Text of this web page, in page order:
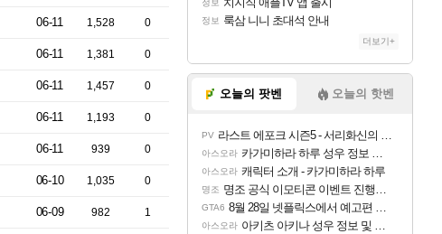
06-11 1,528 0
06-11 1,381 0
06-11 1,457 0
06-11 1,193 0
06-11 939 0
06-10 1,035 0
06-09 982 1
정보
정보 룩삼 니니 초대석 안내
더보기+
오늘의 팟벤 오늘의 핫벤
PV 라스트 에포크 시즌5 - 서리화신의 분노 티저
아스오라 카가미하라 하루 성우 정보 및 주요 필모
아스오라 캐릭터 소개 - 카가미하라 하루
명조 명조 공식 이모티콘 이벤트 진행해봤습니다! 참여부터 추첨까지????
GTA6 8월 28일 넷플릭스에서 예고편 공개 예정
아스오라 아키츠 아키나 성우 정보 및 주요 필모